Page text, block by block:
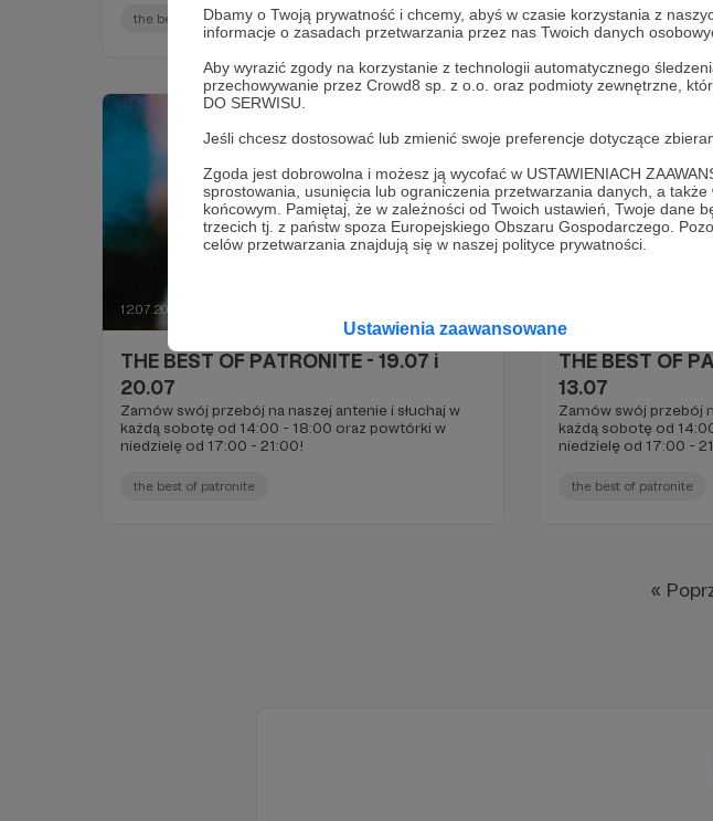
Dbamy o Twoją prywatność i chcemy, abyś w czasie korzystania z
informacje o zasadach przetwarzania przez nas Twoich danych
Aby wyrazić zgody na korzystanie z technologii automatycznego
przechowywanie przez Crowd8 sp. z o.o. oraz podmioty zewnętrzne,
DO SERWISU.
Jeśli chcesz dostosować lub zmienić swoje preferencje dotyczące
Zgoda jest dobrowolna i możesz ją wycofać w USTAWIENIACH
sprostowania, usunięcia lub ograniczenia przetwarzania danych, a
końcowym. Pamiętaj, że w zależności od Twoich ustawień, Twoje dane
trzecich tj. z państw spoza Europejskiego Obszaru Gospodarczego.
celów przetwarzania znajdują się w naszej polityce prywatności.
Ustawienia zaawansowane
the best of patronite the best of patronite
12.07.2025
THE BEST OF PATRONITE - 19.07 i
20.07
Zamów swój przebój na naszej antenie i słuchaj w
każdą sobotę od 14:00 - 18:00 oraz powtórki w
niedzielę od 17:00 - 21:00!
the best of patronite
THE BEST OF
13.07
Zamów swój przebój
każdą sobotę od
niedzielę od 17:00 -
the best of patronite
«